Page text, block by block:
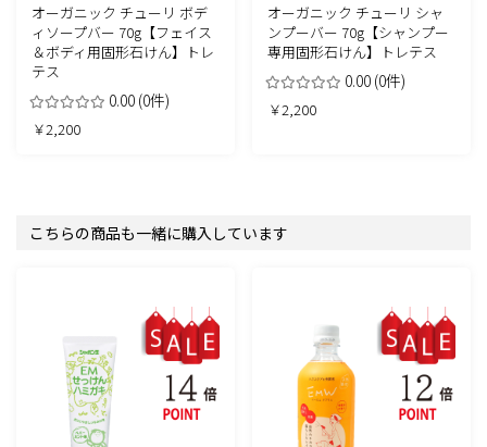
オーガニック チューリ ボデ
ィソープバー 70g【フェイス
＆ボディ用固形石けん】トレ
テス
0.00 (0件)
￥2,200
オーガニック チューリ シャ
ンプーバー 70g【シャンプー
専用固形石けん】トレテス
0.00 (0件)
￥2,200
こちらの商品も一緒に購入しています